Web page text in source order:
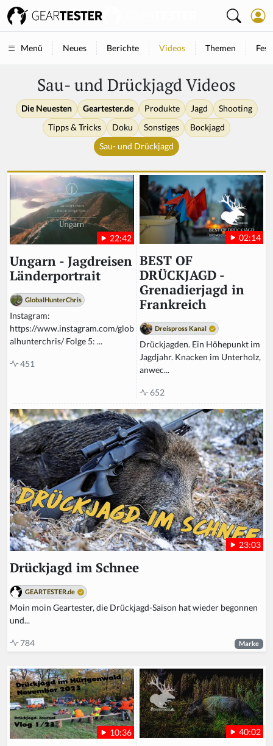
Menü Neues Berichte Videos Themen
Sau- und Drückjagd Videos
Die Neuesten Geartester.de Produkte Jagd
Shooting
Tipps & Tricks
Doku Sonstiges
Bockjagd
Sau- und Drückjagd
22:42
Ungarn - Jagdreisen
Länderportrait
GlobalHunterChris
Instagram:
https://www.instagram.com/glob
alhunterchris/ Folge 5: ...
451
02:14
BEST OF
DRÜCKJAGD -
Grenadierjagd in
Frankreich
Dreispross Kanal
Drückjagden. Ein Höhepunkt im
Jagdjahr. Knacken im Unterholz,
anwec...
652
23:03
Drückjagd im Schnee
GEARTESTER.de
Moin moin Geartester, die Drückjagd-Saison hat wieder begonnen
und...
784 Marke
10:36 40:02